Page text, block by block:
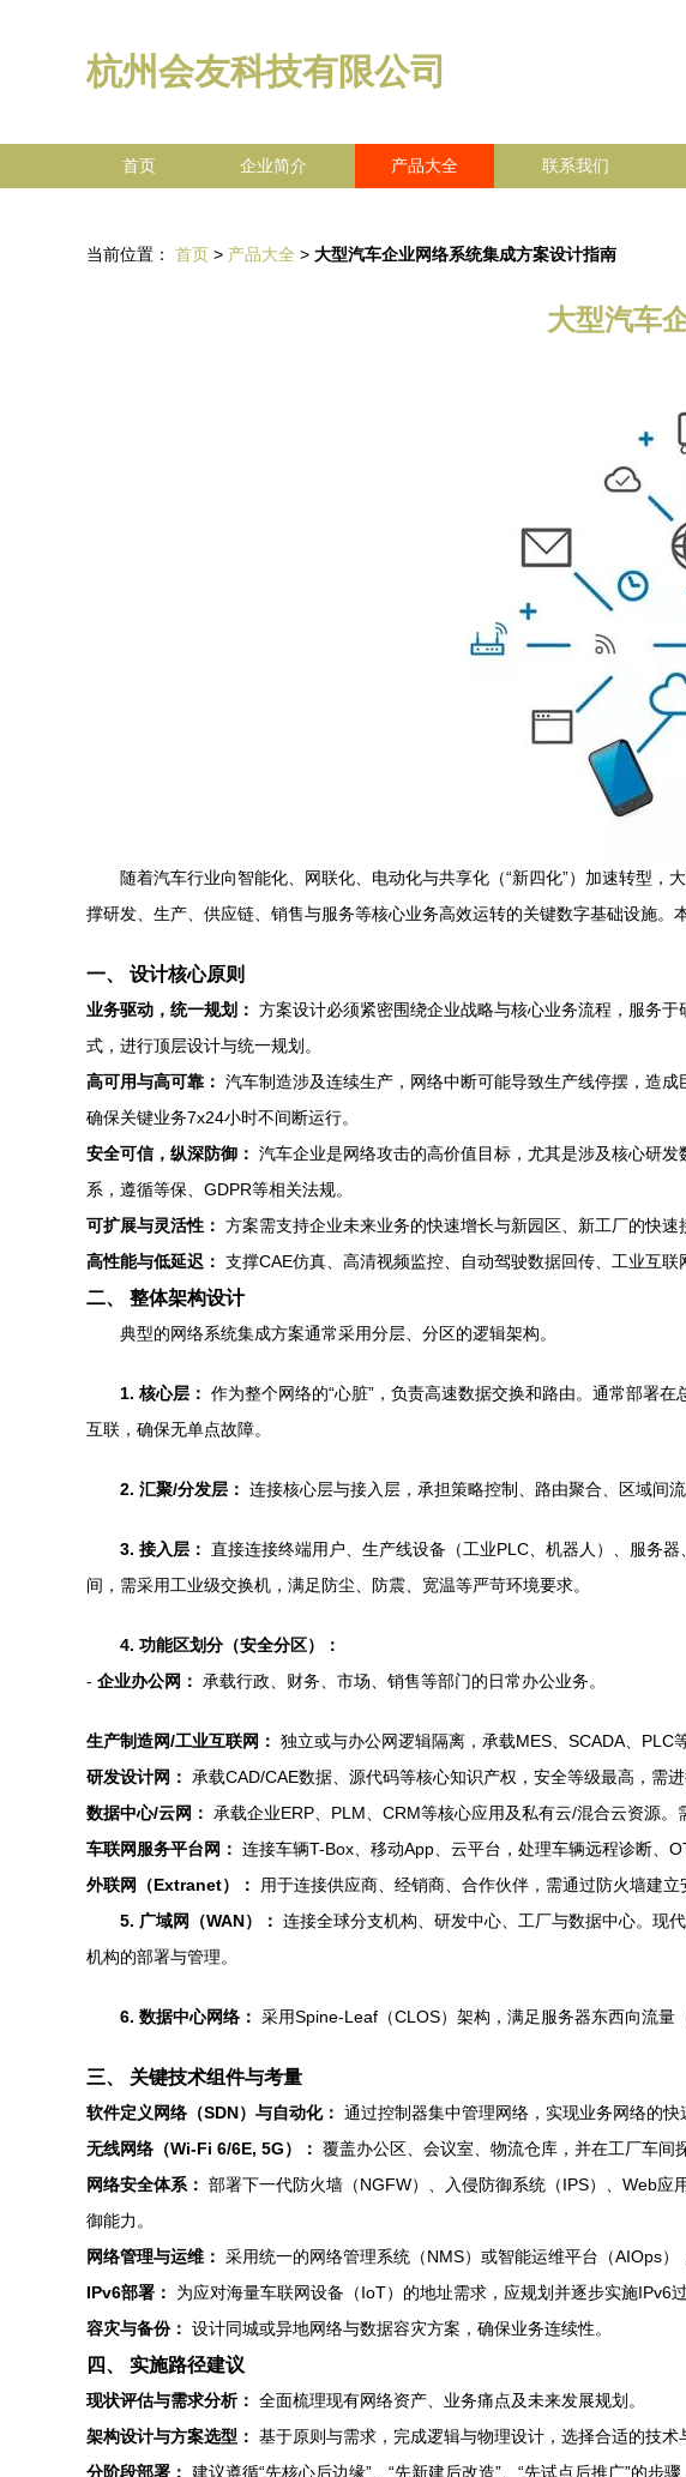
杭州会友科技有限公司
首页 企业简介 产品大全 联系我们
当前位置： 首页 > 产品大全 > 大型汽车企业网络系统集成方案设计指南
大型汽车
随着汽车行业向智能化、网联化、电动化与共享化（“新四化”）加速转型
撑研发、生产、供应链、销售与服务等核心业务高效运转的关键数字基础设施
一、 设计核心原则
业务驱动，统一规划： 方案设计必须紧密围绕企业战略与核心业务流程，服务
式，进行顶层设计与统一规划。
高可用与高可靠： 汽车制造涉及连续生产，网络中断可能导致生产线停摆，造
确保关键业务7x24小时不间断运行。
安全可信，纵深防御： 汽车企业是网络攻击的高价值目标，尤其是涉及核心研
系，遵循等保、GDPR等相关法规。
可扩展与灵活性： 方案需支持企业未来业务的快速增长与新园区、新工厂的快
高性能与低延迟： 支撑CAE仿真、高清视频监控、自动驾驶数据回传、工业互
二、 整体架构设计
典型的网络系统集成方案通常采用分层、分区的逻辑架构。
1. 核心层： 作为整个网络的“心脏”，负责高速数据交换和路由。通常部署
互联，确保无单点故障。
2. 汇聚/分发层： 连接核心层与接入层，承担策略控制、路由聚合、区域间
3. 接入层： 直接连接终端用户、生产线设备（工业PLC、机器人）、服务
间，需采用工业级交换机，满足防尘、防震、宽温等严苛环境要求。
4. 功能区划分（安全分区）：
- 企业办公网： 承载行政、财务、市场、销售等部门的日常办公业务。
生产制造网/工业互联网： 独立或与办公网逻辑隔离，承载MES、SCADA、PLC
研发设计网： 承载CAD/CAE数据、源代码等核心知识产权，安全等级最高，需
数据中心/云网： 承载企业ERP、PLM、CRM等核心应用及私有云/混合云资源。
车联网服务平台网： 连接车辆T-Box、移动App、云平台，处理车辆远程诊断、
外联网（Extranet）：
用于连接供应商、经销商、合作伙伴，需通过防火墙建立
5. 广域网（WAN）： 连接全球分支机构、研发中心、工厂与数据中心。现
机构的部署与管理。
6. 数据中心网络： 采用Spine-Leaf（CLOS）架构，满足服务器东西向流量
三、 关键技术组件与考量
软件定义网络（SDN）与自动化： 通过控制器集中管理网络，实现业务网络的
无线网络（Wi-Fi 6/6E, 5G）： 覆盖办公区、会议室、物流仓库，并在工厂车间
网络安全体系： 部署下一代防火墙（NGFW）、入侵防御系统（IPS）、Web
御能力。
网络管理与运维： 采用统一的网络管理系统（NMS）或智能运维平台（AIOps
IPv6部署：
为应对海量车联网设备（IoT）的地址需求，应规划并逐步实施IPv6过
容灾与备份： 设计同城或异地网络与数据容灾方案，确保业务连续性。
四、 实施路径建议
现状评估与需求分析： 全面梳理现有网络资产、业务痛点及未来发展规划。
架构设计与方案选型： 基于原则与需求，完成逻辑与物理设计，选择合适的技术
分阶段部署： 建议遵循“先核心后边缘”、“先新建后改造”、“先试点后推广”的步